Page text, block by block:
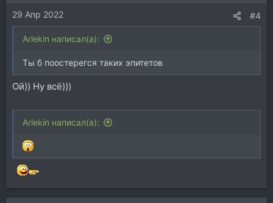
и
:29 Апр 2022 #4
Arlekin написал(а):
Ты б поостерегся таких эпитетов
Ой)) Ну всё)))
Arlekin написал(а):